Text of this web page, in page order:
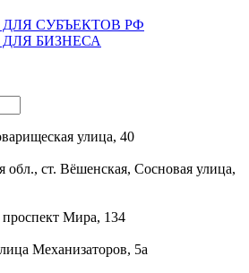
СУБЪЕКТОВ РФ
БИЗНЕСА
улица, 40
обл., ст. Вёшенская, Сосновая улица,
Мира, 134
Механизаторов, 5а